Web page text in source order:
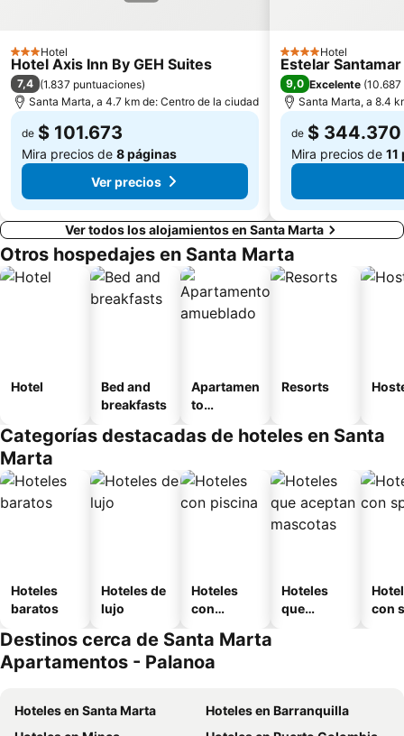
3 Estrellas
Hotel
Hotel Axis Inn By GEH Suites
7,4 (1.837 puntuaciones)
Santa Marta, a 4.7 km de: Centro de la ciudad
de $ 101.673
Mira precios de 8 páginas
Ver precios
4 Estrellas
Hotel
Estelar
9,0 Excelente (
Santa Marta, a 8.4
de $ 344.370
Mira precios de 11
Ver todos los alojamientos en Santa Marta
Otros hospedajes en Santa Marta
Hotel
Bed and
breakfasts
Apartamen
to
o
Resorts
Categorías destacadas de hoteles en Santa
Marta
Hoteles
baratos
Hoteles de
lujo
Hoteles
con
Hoteles
que
con
Destinos cerca de Santa Marta
Apartamentos - Palanoa
Hoteles en Santa Marta
Hoteles en Barranquilla